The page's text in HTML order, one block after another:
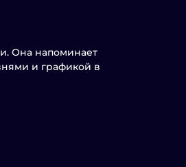
Она напоминает
и графикой в